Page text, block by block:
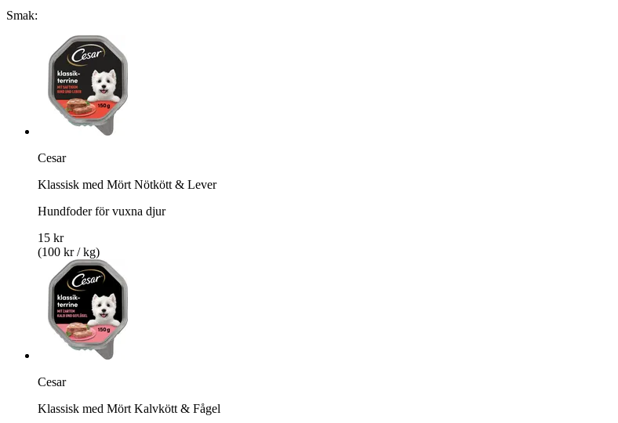
Smak:
Cesar
Klassisk med Mört Nötkött & Lever
Hundfoder för vuxna djur
15 kr
(100 kr / kg)
Cesar
Klassisk med Mört Kalvkött & Fågel